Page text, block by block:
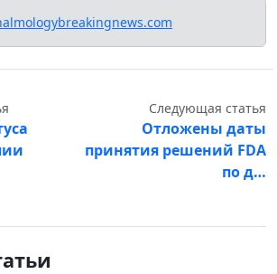
Следующая статья
Отложены даты
принятия решений FDA
по д…